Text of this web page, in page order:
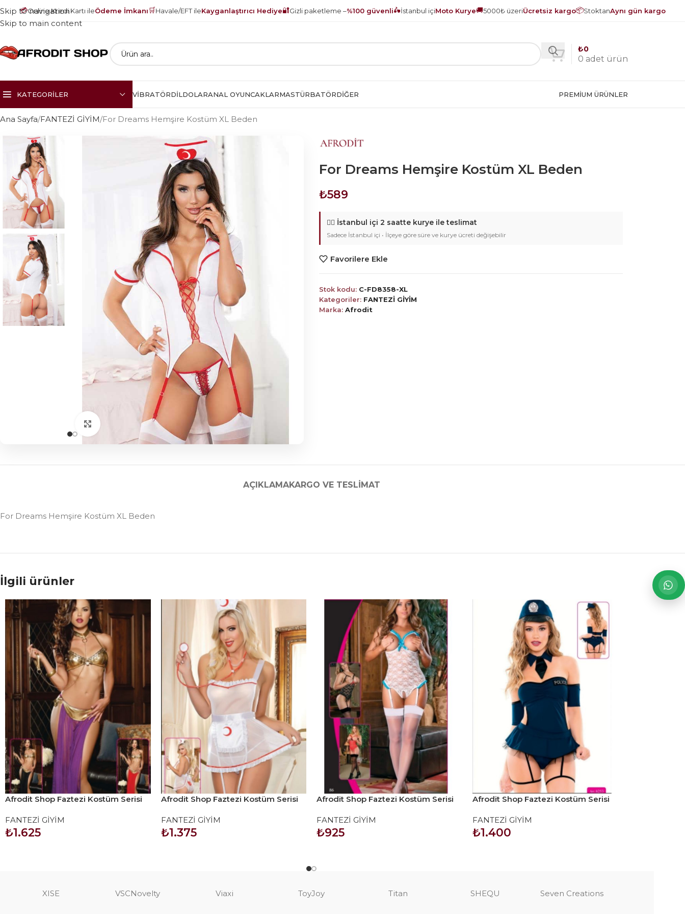
💳Online Kredi Kartı ileÖdeme İmkanı🛒Havale/EFT ileKayganlaştırıcı Hediye🔐Gizli paketleme –%100 güvenli🛵İstanbul içiMoto Kurye🚚5000₺ üzeriÜcretsiz kargo📦StoktanAynı gün kargo
Skip to navigation
Skip to main content
0 adet ürün
₺0
KATEGORILER VIBRATÖRDILDOLARANAL OYUNCAKLARMASTÜRBATÖRDIĞER PREMIUM ÜRÜNLER
Ana Sayfa FANTEZİ GİYİM For Dreams Hemşire Kostüm XL Beden
Click to enlarge
For Dreams Hemşire Kostüm XL Beden
₺589
🚴‍♂️ İstanbul içi 2 saatte kurye ile teslimat
Sadece İstanbul içi • İlçeye göre süre ve kurye ücreti değişebilir
Favorilere Ekle
Stok kodu: C-FD8358-XL
Kategoriler: FANTEZİ GİYİM
Marka: Afrodit
AÇIKLAMAKARGO VE TESLIMAT
For Dreams Hemşire Kostüm XL Beden
İlgili ürünler
Afrodit Shop Faztezi Kostüm Serisi
FANTEZİ GİYİM
₺1.625
Afrodit Shop Faztezi Kostüm Serisi
FANTEZİ GİYİM
₺1.375
Afrodit Shop Faztezi Kostüm Serisi
FANTEZİ GİYİM
₺925
Afrodit Shop Faztezi Kostüm Serisi
FANTEZİ GİYİM
₺1.400
XISE VSCNovelty Viaxi ToyJoy Titan SHEQU Seven Creations